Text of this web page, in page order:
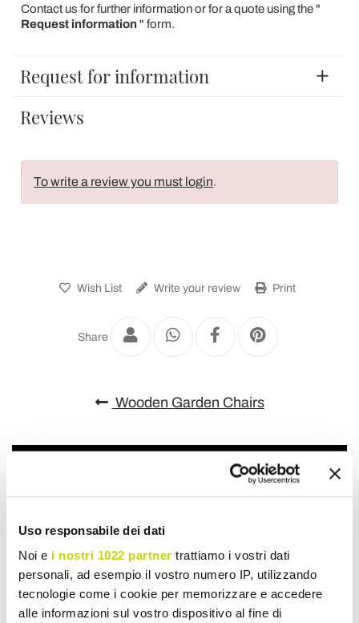
Uso responsabile dei dati
Noi e i nostri 1022 partner trattiamo i vostri dati
personali, ad esempio il vostro numero IP, utilizzando
tecnologie come i cookie per memorizzare e accedere
alle informazioni sul vostro dispositivo al fine di
Contact us for further information or for a quote using the "
Request information " form.
Request for information
Reviews
To write a review you must login.
Wish List Write your review Print
Share
Wooden Garden Chairs